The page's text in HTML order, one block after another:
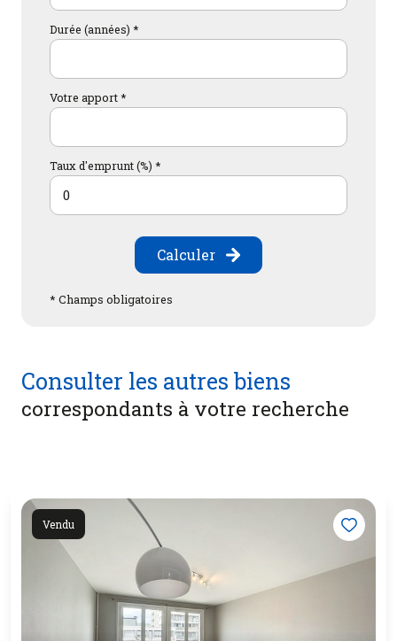
Durée (années) *
Votre apport *
Taux d'emprunt (%) *
Calculer
* Champs obligatoires
Consulter les autres biens
correspondants à votre recherche
Vendu